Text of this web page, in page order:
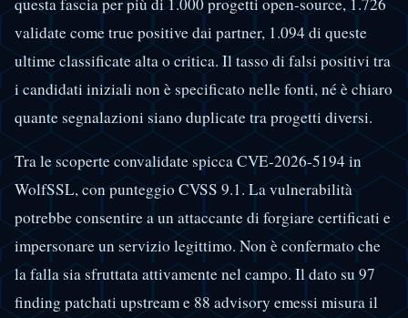
validate come true positive dai partner, 1.094 di queste
ultime classificate alta o critica. Il tasso di falsi positivi tra
i candidati iniziali non è specificato nelle fonti, né è chiaro
quante segnalazioni siano duplicate tra progetti diversi.
Tra le scoperte convalidate spicca CVE-2026-5194 in
WolfSSL, con punteggio CVSS 9.1. La vulnerabilità
potrebbe consentire a un attaccante di forgiare certificati e
impersonare un servizio legittimo. Non è confermato che
la falla sia sfruttata attivamente nel campo. Il dato su 97
finding patchati upstream e 88 advisory emessi misura il